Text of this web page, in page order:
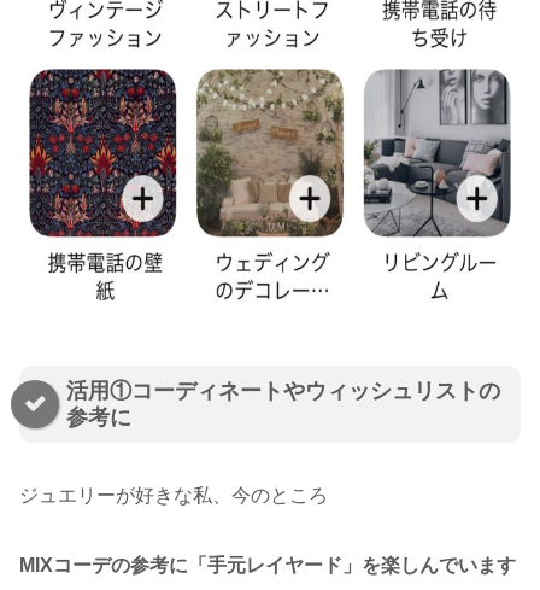
活用①コーディネートやウィッシュリストの
参考に
ジュエリーが好きな私、今のところ
MIXコーデの参考に「手元レイヤード」を楽しんでいます